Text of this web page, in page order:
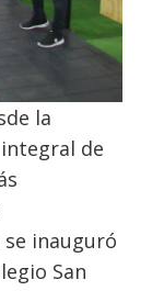
la
de
se inauguró
San